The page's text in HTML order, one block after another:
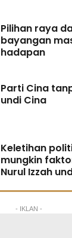
Pilihan raya
bayangan
hadapan
Parti Cina
undi Cina
Keletihan
mungkin
Nurul Izzah
Penganalisis
politik
- IKLAN -